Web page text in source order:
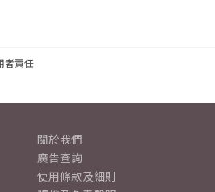
者責任
關於我們
廣告查詢
使用條款及細則